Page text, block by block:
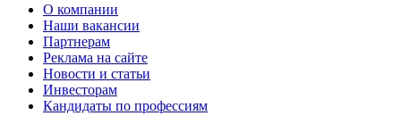
О компании
Наши вакансии
Партнерам
Реклама на сайте
Новости и статьи
Инвесторам
Кандидаты по профессиям